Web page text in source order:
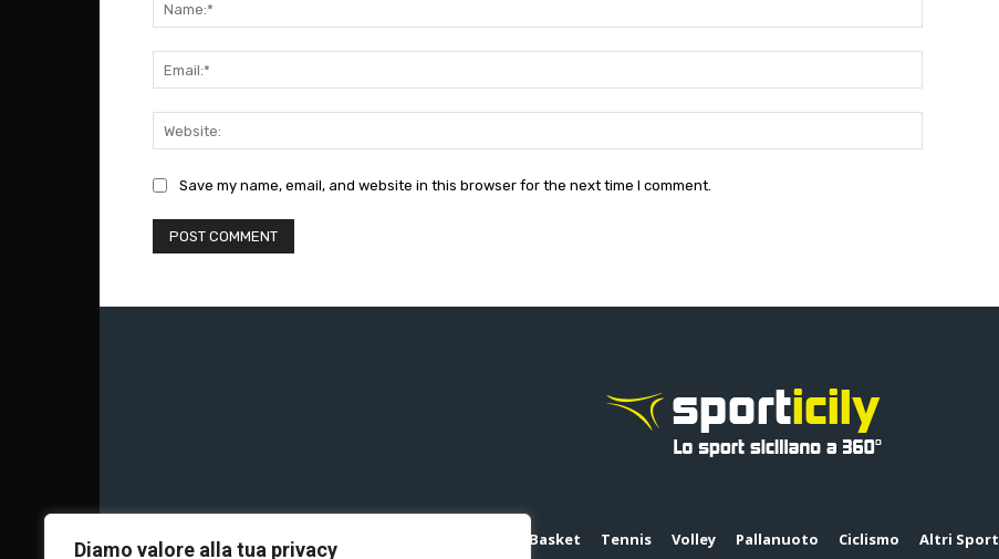
Diamo valore alla tua privacy
Save my name, email, and website in this browser for the next time I comment.
Basket Tennis Volley Pallanuoto Ciclismo Altri Sport